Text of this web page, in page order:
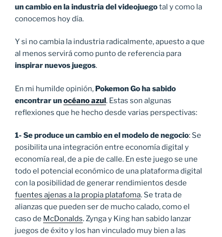
un cambio en la industria del videojuegotal y como la
conocemos hoy día.
Y si no cambia la industria radicalmente, apuesto a que
al menos servirá como punto de referencia para
inspirar nuevos juegos.
En mi humilde opinión, Pokemon Go ha sabido
encontrar unocéano azul. Estas son algunas
reflexiones que he hecho desde varias perspectivas:
1- Se produce un cambio en el modelo de negocio: Se
posibilita una integración entre economía digital y
economía real, de a pie de calle. En este juego se une
todo el potencial económico de una plataforma digital
con la posibilidad de generar rendimientos desde
fuentes ajenas a la propia platafoma. Se trata de
alianzas que pueden ser de mucho calado, como el
caso de McDonalds. Zynga y King han sabido lanzar
juegos de éxito y los han vinculado muy bien a las